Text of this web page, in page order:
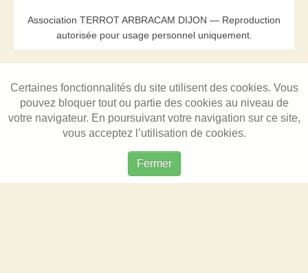
Association TERROT ARBRACAM DIJON — Reproduction
autorisée pour usage personnel uniquement.
Certaines fonctionnalités du site utilisent des cookies. Vous
pouvez bloquer tout ou partie des cookies au niveau de
votre navigateur. En poursuivant votre navigation sur ce site,
vous acceptez l’utilisation de cookies.
Fermer